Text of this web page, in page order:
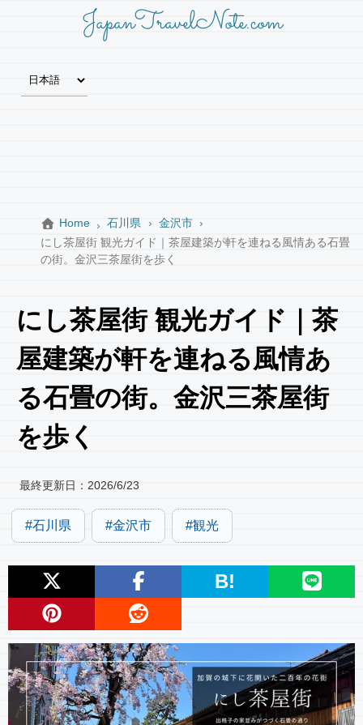
JapanTravelNote.com
Home 石川県
金沢市
にし茶屋街 観光ガイド｜茶屋建築が軒を連ねる風情ある石畳
の街。金沢三茶屋街を歩く
にし茶屋街 観光ガイド｜茶
屋建築が軒を連ねる風情あ
る石畳の街。金沢三茶屋街
を歩く
最終更新日： 2026/6/23
石川県 金沢市 観光
B!